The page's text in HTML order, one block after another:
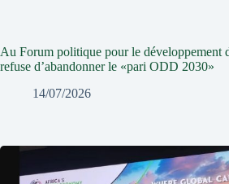
Au Forum politique pour le développement
refuse d’abandonner le «pari ODD 2030»
14/07/2026